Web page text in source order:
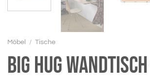
Möbel / Tische
BIG HUG